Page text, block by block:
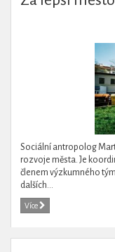
Sociální antropolog
rozvoje města. Je
členem výzkumného
dalších...
Více